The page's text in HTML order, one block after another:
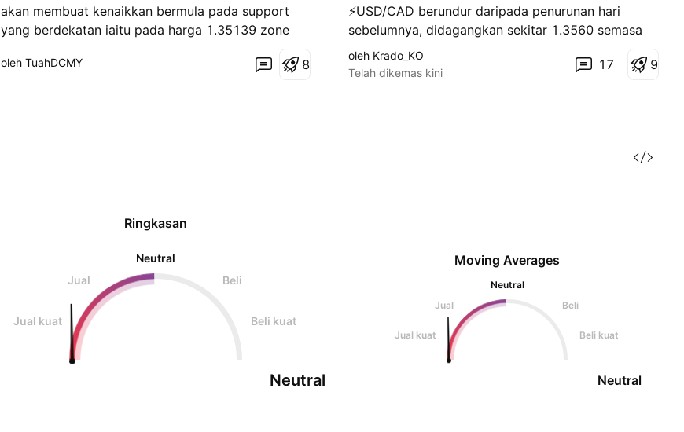
akan membuat kenaikkan bermula pada support
yang berdekatan iaitu pada harga 1.35139 zone
time frame kecil seperti H4 atau H1 untuk mencari
g
oleh TuahDCMY 8
⚡️USD/CAD berundur daripada penurunan hari
sebelumnya, didagangkan sekitar 1.3560 semasa
sesi Asia pada hari Rabu. Pasangan mata wang itu
telah mengalami tekanan menurun akibat
n
g
oleh Krado_KO
Telah dikemas kini
17 9
Ringkasan
Neutral
Jual
Beli
Jual kuat Beli kuat
Neutral
Moving Averages
Neutral
Jual
Beli
Jual kuat Beli kuat
Neutral